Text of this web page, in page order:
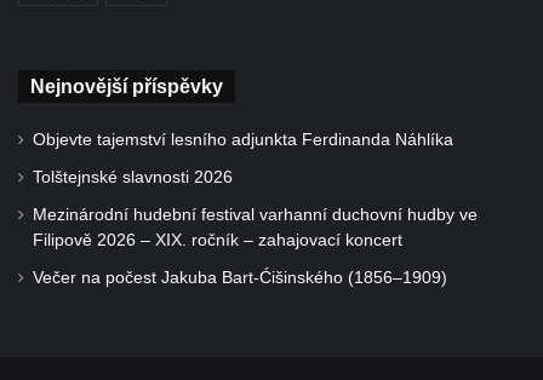
Nejnovější příspěvky
Objevte tajemství lesního adjunkta Ferdinanda Náhlíka
Tolštejnské slavnosti 2026
Mezinárodní hudební festival varhanní duchovní hudby ve
Filipově 2026 – XIX. ročník – zahajovací koncert
Večer na počest Jakuba Bart-Ćišinského (1856–1909)